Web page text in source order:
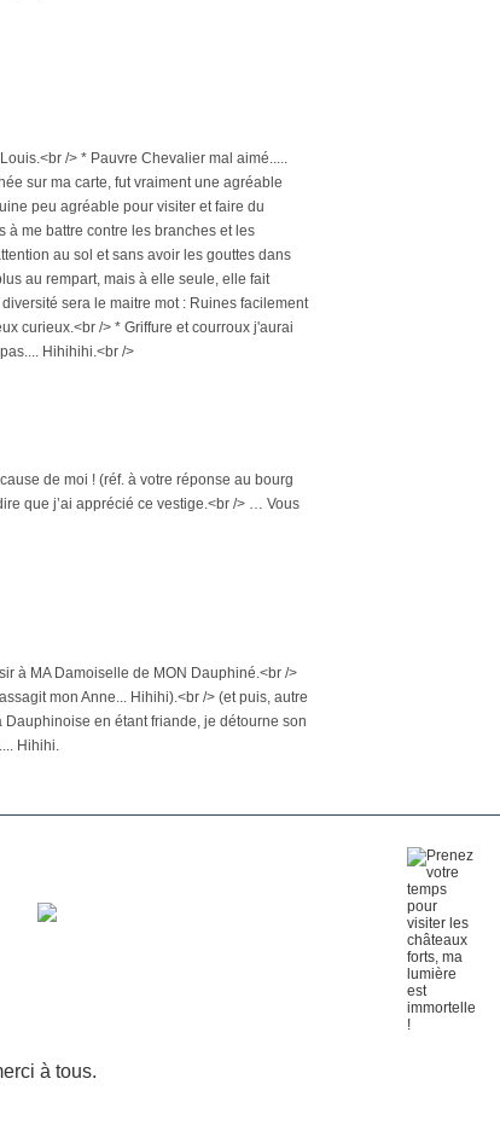
/> * Pauvre Chevalier mal aimé.....
sur ma carte, fut vraiment une agréable
peu agréable pour visiter et faire du
à me battre contre les branches et les
au sol et sans avoir les gouttes dans
au rempart, mais à elle seule, elle fait
sera le maitre mot : Ruines facilement
curieux.<br /> * Griffure et courroux j'aurai
Hihihihi.<br />
de moi ! (réf. à votre réponse au bourg
que j’ai apprécié ce vestige.<br /> … Vous
à MA Damoiselle de MON Dauphiné.<br />
mon Anne... Hihihi).<br /> (et puis, autre
en étant friande, je détourne son
Hihihi.
à tous.